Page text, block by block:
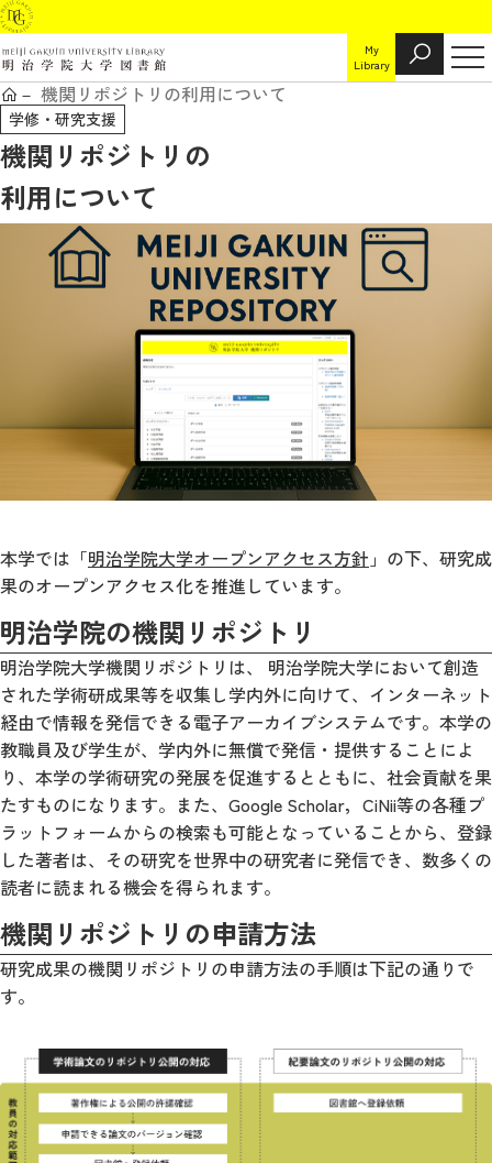
My
Library
機関リポジトリの利用について
学修・研究支援
機関リポジトリの
利用について
本学では「明治学院大学オープンアクセス方針 」の下、研究成
果のオープンアクセス化を推進しています。
明治学院の機関リポジトリ
明治学院大学機関リポジトリは、 明治学院大学において創造
された学術研成果等を収集し学内外に向けて、インターネット
経由で情報を発信できる電子アーカイブシステムです。本学の
教職員及び学生が、学内外に無償で発信・提供することによ
り、本学の学術研究の発展を促進するとともに、社会貢献を果
たすものになります。また、Google Scholar，CiNii等の各種プ
ラットフォームからの検索も可能となっていることから、登録
した著者は、その研究を世界中の研究者に発信でき、数多くの
読者に読まれる機会を得られます。
機関リポジトリの申請方法
研究成果の機関リポジトリの申請方法の手順は下記の通りで
す。